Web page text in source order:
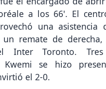
a los 66'. El
una asistencia
un remate de derecha,
Inter Toronto.
Kwemi se hizo
el 2-0.